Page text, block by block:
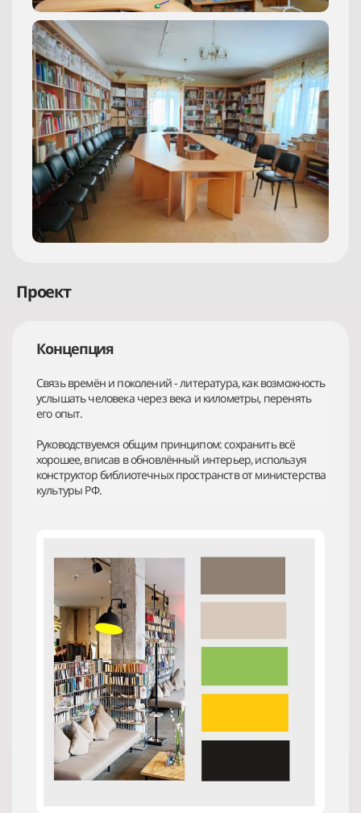
Проект
Концепция
Связь времён и поколений - литература, как возможность
услышать человека через века и километры, перенять
его опыт.
Руководствуемся общим принципом: сохранить всё
хорошее, вписав в обновлённый интерьер, используя
конструктор библиотечных пространств от министерства
культуры РФ.